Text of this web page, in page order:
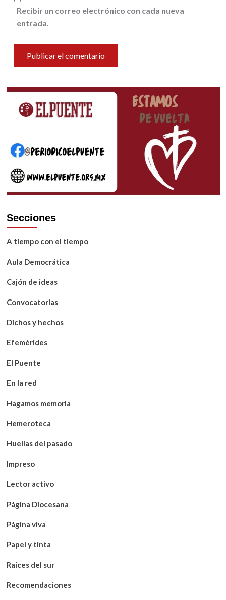
Recibir un correo electrónico con cada nueva
entrada.
Secciones
A tiempo con el tiempo
Aula Democrática
Cajón de ideas
Convocatorias
Dichos y hechos
Efemérides
El Puente
En la red
Hagamos memoria
Hemeroteca
Huellas del pasado
Impreso
Lector activo
Página Diocesana
Página viva
Papel y tinta
Raíces del sur
Recomendaciones